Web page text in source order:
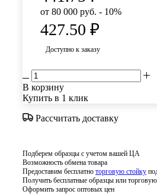
от 80 000 руб. - 10%
427.50 ₽
Доступно к заказу
В корзину
Купить в 1 клик
Рассчитать доставку
Подберем образцы с учетом вашей ЦА
Возможность обмена товара
Предоставим бесплатно торговую стойку
Получить бесплатные образцы или
Оформить запрос оптовых цен